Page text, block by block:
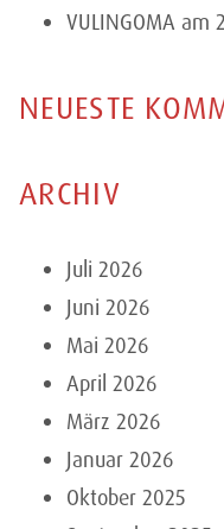
VULINGOMA am
NEUESTE
ARCHIV
Juli 2026
Juni 2026
Mai 2026
April 2026
März 2026
Januar 2026
Oktober 2025